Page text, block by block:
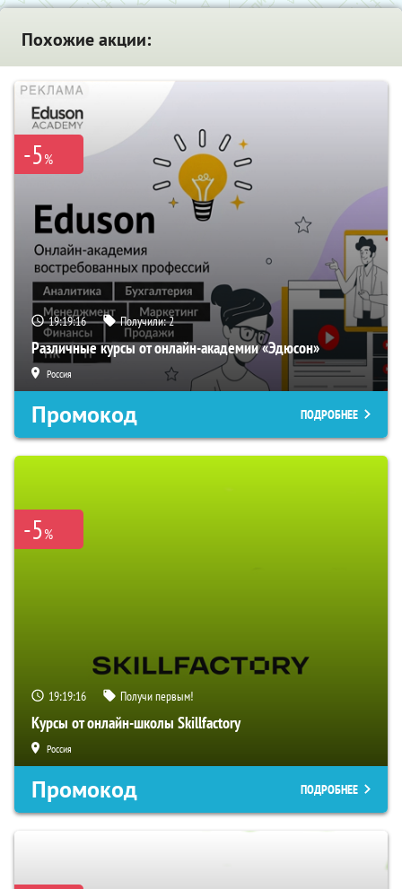
Похожие акции:
-5%
19:19:15 Получили:2
Различные курсы от онлайн-академии «Эдюсон»
Россия
Промокод ПОДРОБНЕЕ
-5%
19:19:15 Получи первым!
Курсы от онлайн-школы Skillfactory
Россия
Промокод ПОДРОБНЕЕ